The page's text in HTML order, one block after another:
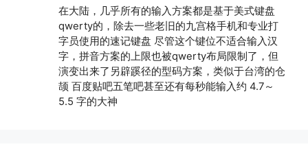
在大陆，几乎所有的输入方案都是基于美式键盘
qwerty的，除去一些老旧的九宫格手机和专业打
字员使用的速记键盘 尽管这个键位不适合输入汉
字，拼音方案的上限也被qwerty布局限制了，但
演变出来了另辟蹊径的型码方案，类似于台湾的仓
颉 百度贴吧五笔吧甚至还有每秒能输入约 4.7～
5.5 字的大神